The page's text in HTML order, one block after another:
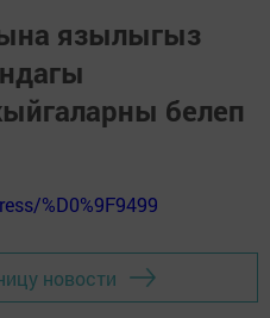
язылыгыз
белеп
%D0%9F9499
новости